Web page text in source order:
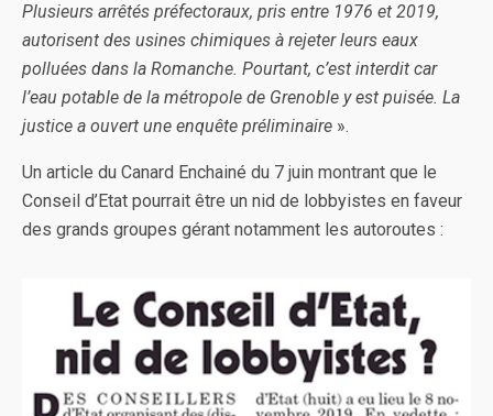
Plusieurs arrêtés préfectoraux, pris entre 1976 et 2019,
autorisent des usines chimiques à rejeter leurs eaux
polluées dans la Romanche. Pourtant, c’est interdit car
l’eau potable de la métropole de Grenoble y est puisée. La
justice a ouvert une enquête préliminaire ».
Un article du Canard Enchainé du 7 juin montrant que le
Conseil d’Etat pourrait être un nid de lobbyistes en faveur
des grands groupes gérant notamment les autoroutes :